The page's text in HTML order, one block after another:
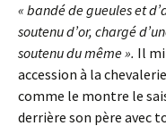
« bandé de gueules et
soutenu d’or, chargé
soutenu du même ». Il
accession à la
comme le montre le
derrière son père avec